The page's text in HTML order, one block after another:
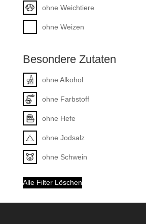
ohne Weichtiere
ohne Weizen
Besondere Zutaten
ohne Alkohol
ohne Farbstoff
ohne Hefe
ohne Jodsalz
ohne Schwein
Alle Filter Löschen